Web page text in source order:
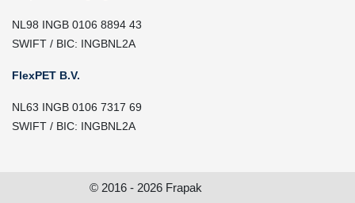
NL98 INGB 0106 8894 43
SWIFT / BIC: INGBNL2A
FlexPET B.V.
NL63 INGB 0106 7317 69
SWIFT / BIC: INGBNL2A
© 2016 - 2026 Frapak